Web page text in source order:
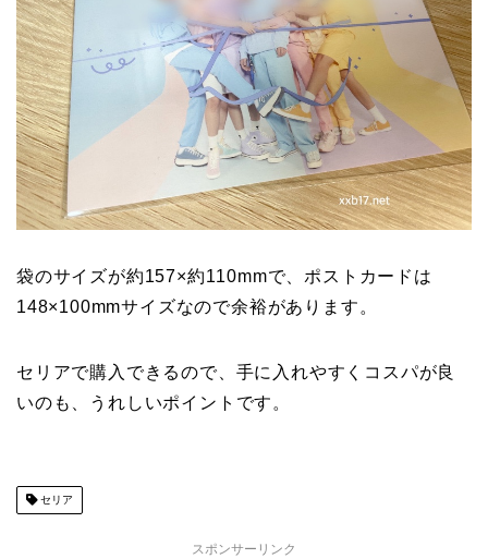
袋のサイズが約157×約110mmで、ポストカードは
148×100mmサイズなので余裕があります。
セリアで購入できるので、手に入れやすくコスパが良
いのも、うれしいポイントです。
セリア
スポンサーリンク